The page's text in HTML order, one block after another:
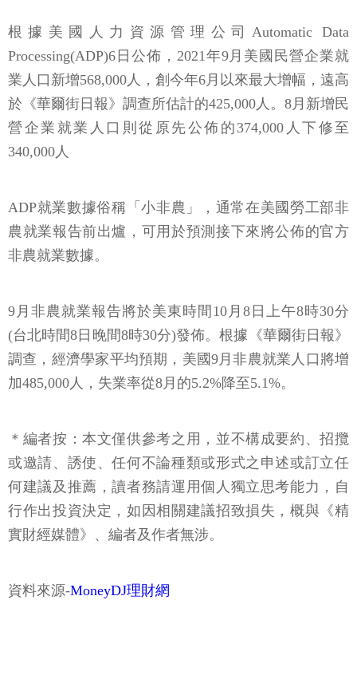
根據美國人力資源管理公司Automatic Data
Processing(ADP)6日公佈，2021年9月美國民營企業就
業人口新增568,000人，創今年6月以來最大增幅，遠高
於《華爾街日報》調查所估計的425,000人。8月新增民
營企業就業人口則從原先公佈的374,000人下修至
340,000人
ADP就業數據俗稱「小非農」，通常在美國勞工部非
農就業報告前出爐，可用於預測接下來將公佈的官方
非農就業數據。
9月非農就業報告將於美東時間10月8日上午8時30分
(台北時間8日晚間8時30分)發佈。根據《華爾街日報》
調查，經濟學家平均預期，美國9月非農就業人口將增
加485,000人，失業率從8月的5.2%降至5.1%。
＊編者按：本文僅供參考之用，並不構成要約、招攬
或邀請、誘使、任何不論種類或形式之申述或訂立任
何建議及推薦，讀者務請運用個人獨立思考能力，自
行作出投資決定，如因相關建議招致損失，概與《精
實財經媒體》、編者及作者無涉。
資料來源-MoneyDJ理財網